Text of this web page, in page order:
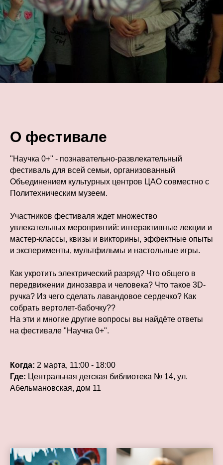
О фестивале
"Научка 0+" - познавательно-развлекательный
фестиваль для всей семьи, организованный
Объединением культурных центров ЦАО совместно с
Политехническим музеем.
Участников фестиваля ждет множество
увлекательных мероприятий: интерактивные лекции и
мастер-классы, квизы и викторины, эффектные опыты
и эксперименты, мультфильмы и настольные игры.
Как укротить электрический разряд? Что общего в
передвижении динозавра и человека? Что такое 3D-
ручка? Из чего сделать лавандовое сердечко? Как
собрать вертолет-бабочку??
На эти и многие другие вопросы вы найдёте ответы
на фестивале "Научка 0+".
Когда: 2 марта, 11:00 - 18:00
Где: Центральная детская библиотека № 14, ул.
Абельмановская, дом 11